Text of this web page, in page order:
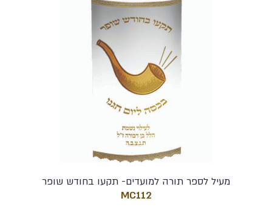
מעיל לספר תורה למועדים- תקעו בחודש שופר
MC112